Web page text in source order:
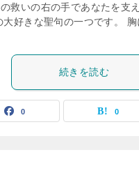
救いの右の手であなたを支え
好きな聖句の一つです。 胸
続きを読む
0 0